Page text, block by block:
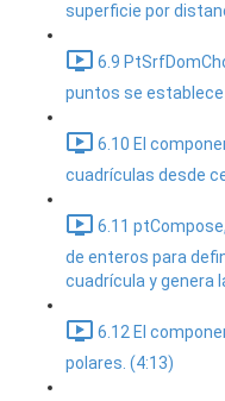
superficie por
6.9
puntos se establece
6.10 El
cuadrículas desde
6.11
de enteros para
cuadrícula y genera
6.12 El
polares. (4:13)